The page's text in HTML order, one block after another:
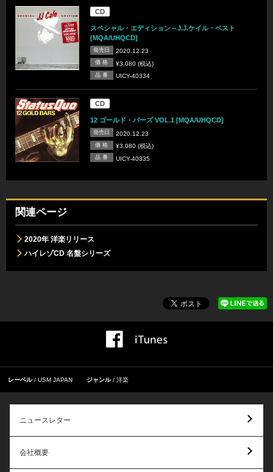
CD
スペシャル・エディション～J.J.ケイル・ベスト
[MQA/UHQCD]
発売日 2020.12.23
価 格 ¥3,080 (税込)
品 番 UICY-40334
CD
12 ゴールド・バーズ VOL.1 [MQA/UHQCD]
発売日 2020.12.23
価 格 ¥3,080 (税込)
品 番 UICY-40335
関連ページ
2020年 洋楽リリース
ハイレゾCD 名盤シリーズ
レーベル USM JAPAN ジャンル 洋楽
ニュースレター
会社概要